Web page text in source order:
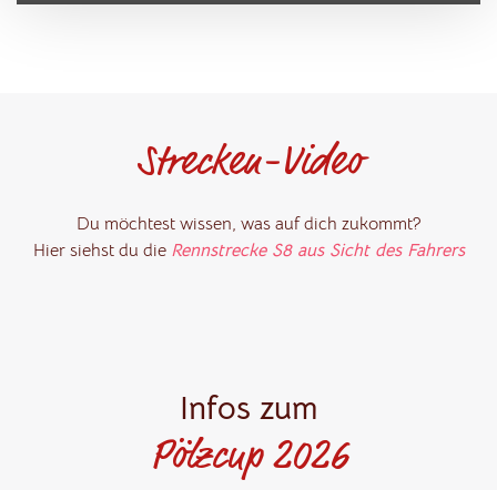
Strecken-Video
Du möchtest wissen, was auf dich zukommt?
Hier siehst du die Rennstrecke S8 aus Sicht des Fahrers
Infos zum
Pölzcup 2026